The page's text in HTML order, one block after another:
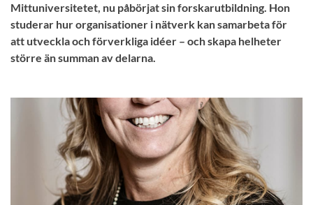
Mittuniversitetet, nu påbörjat sin forskarutbildning. Hon
studerar hur organisationer i nätverk kan samarbeta för
att utveckla och förverkliga idéer – och skapa helheter
större än summan av delarna.